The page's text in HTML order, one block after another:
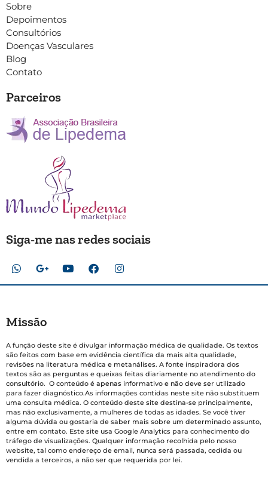
Sobre
Depoimentos
Consultórios
Doenças Vasculares
Blog
Contato
Parceiros
Siga-me nas redes sociais
Missão
A função deste site é divulgar informação médica de qualidade. Os textos
são feitos com base em evidência científica da mais alta qualidade,
revisões na literatura médica e metanálises. A fonte inspiradora dos
textos são as perguntas e queixas feitas diariamente no atendimento do
consultório. O conteúdo é apenas informativo e não deve ser utilizado
para fazer diagnóstico.As informações contidas neste site não substituem
uma consulta médica. O conteúdo deste site destina-se principalmente,
mas não exclusivamente, a mulheres de todas as idades. Se você tiver
alguma dúvida ou gostaria de saber mais sobre um determinado assunto,
entre em contato. Este site usa Google Analytics para conhecimento do
tráfego de visualizações. Qualquer informação recolhida pelo nosso
website, tal como endereço de email, nunca será passada, cedida ou
vendida a terceiros, a não ser que requerida por lei.